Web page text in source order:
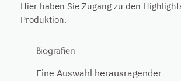
Hier haben Sie Zugang zu den
Produktion.
Biografien
Eine Auswahl herausragender